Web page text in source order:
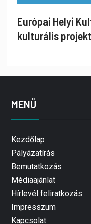
Európai Helyi
kulturális
MENÜ
Kezdőlap
Pályázatírás
Bemutatkozás
Médiaajánlat
Hírlevél feliratkozás
Impresszum
Kapcsolat